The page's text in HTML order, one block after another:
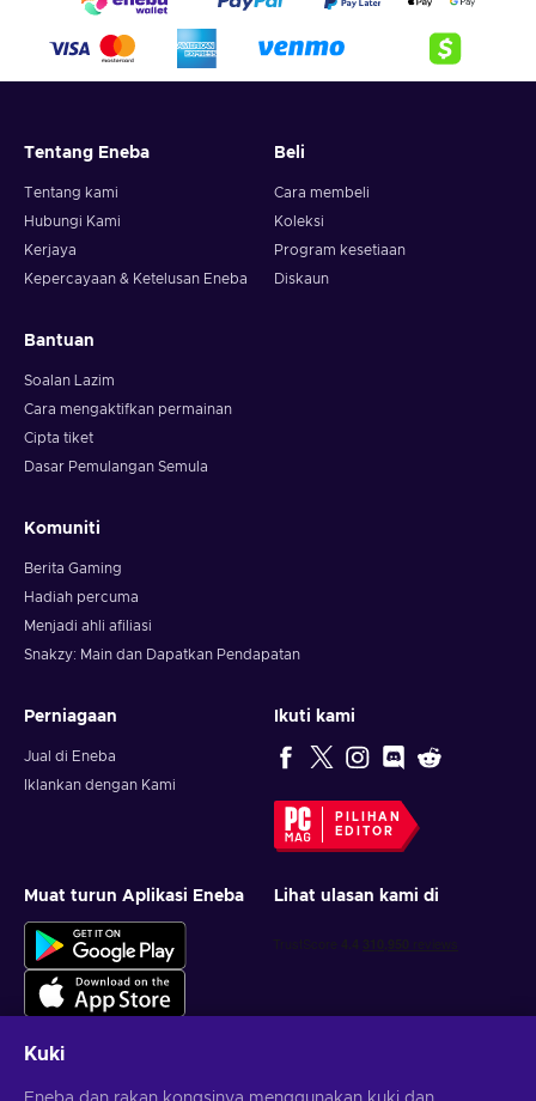
Tentang Eneba
Tentang kami
Hubungi Kami
Kerjaya
Kepercayaan & Ketelusan Eneba
Beli
Cara membeli
Koleksi
Program kesetiaan
Diskaun
Bantuan
Soalan Lazim
Cara mengaktifkan permainan
Cipta tiket
Dasar Pemulangan Semula
Komuniti
Berita Gaming
Hadiah percuma
Menjadi ahli afiliasi
Snakzy: Main dan Dapatkan Pendapatan
Perniagaan
Jual di Eneba
Iklankan dengan Kami
Ikuti kami
PILIHAN
EDITOR
Muat turun Aplikasi Eneba Lihat ulasan kami di
Kuki